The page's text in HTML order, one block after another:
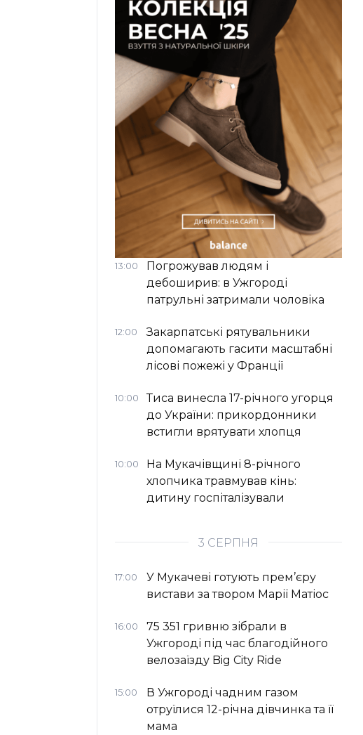
13:00
Погрожував людям і
дебоширив: в Ужгороді
патрульні затримали чоловіка
12:00
Закарпатські рятувальники
допомагають гасити масштабні
лісові пожежі у Франції
10:00
Тиса винесла 17-річного угорця
до України: прикордонники
встигли врятувати хлопця
10:00
На Мукачівщині 8-річного
хлопчика травмував кінь:
дитину госпіталізували
3 СЕРПНЯ
17:00
У Мукачеві готують прем’єру
вистави за твором Марії Матіос
16:00
75 351 гривню зібрали в
Ужгороді під час благодійного
велозаїзду Big Сity Ride
15:00
В Ужгороді чадним газом
отруїлися 12-річна дівчинка та її
мама